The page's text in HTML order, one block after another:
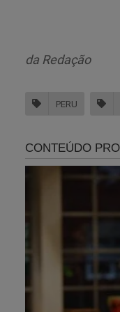
Pelo calendário
Pena que aqui no
da Redação
PERU